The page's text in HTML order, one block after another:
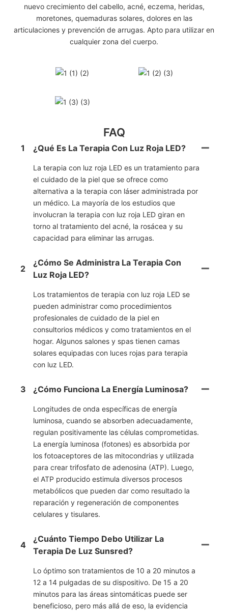
nuevo crecimiento del cabello, acné, eczema, heridas,
moretones, quemaduras solares, dolores en las
articulaciones y prevención de arrugas. Apto para utilizar en
cualquier zona del cuerpo.
FAQ
1 ¿Qué Es La Terapia Con Luz Roja LED?
La terapia con luz roja LED es un tratamiento para
el cuidado de la piel que se ofrece como
alternativa a la terapia con láser administrada por
un médico. La mayoría de los estudios que
involucran la terapia con luz roja LED giran en
torno al tratamiento del acné, la rosácea y su
capacidad para eliminar las arrugas.
2
¿Cómo Se Administra La Terapia Con
Luz Roja LED?
Los tratamientos de terapia con luz roja LED se
pueden administrar como procedimientos
profesionales de cuidado de la piel en
consultorios médicos y como tratamientos en el
hogar. Algunos salones y spas tienen camas
solares equipadas con luces rojas para terapia
con luz LED.
3 ¿Cómo Funciona La Energía Luminosa?
Longitudes de onda específicas de energía
luminosa, cuando se absorben adecuadamente,
regulan positivamente las células comprometidas.
La energía luminosa (fotones) es absorbida por
los fotoaceptores de las mitocondrias y utilizada
para crear trifosfato de adenosina (ATP). Luego,
el ATP producido estimula diversos procesos
metabólicos que pueden dar como resultado la
reparación y regeneración de componentes
celulares y tisulares.
4
¿Cuánto Tiempo Debo Utilizar La
Terapia De Luz Sunsred?
Lo óptimo son tratamientos de 10 a 20 minutos a
12 a 14 pulgadas de su dispositivo. De 15 a 20
minutos para las áreas sintomáticas puede ser
beneficioso, pero más allá de eso, la evidencia